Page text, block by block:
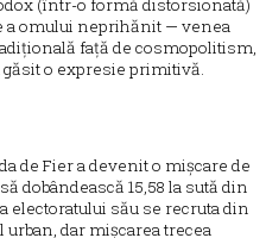
(într-o formă distorsionată)
a omului neprihănit — venea
față de cosmopolitism,
o expresie primitivă.
de Fier a devenit o mișcare de
dobândească 15,58 la sută din
electoratului său se recruta din
dar mișcarea trecea